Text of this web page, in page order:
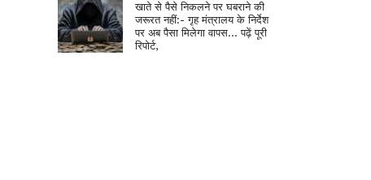
खाते से पैसे निकलने पर घबराने की
जरूरत नहीं:- गृह मंत्रालय के निर्देश
पर अब पैसा मिलेगा वापस… पढ़ें पूरी
रिपोर्ट,